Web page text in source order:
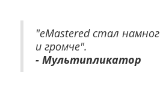
"eMastered стал
и громче".
- Мультипликатор